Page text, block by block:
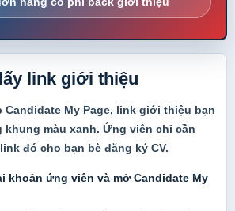
link giới thiệu
Candidate My Page, link giới thiệu bạn
khung màu xanh. Ứng viên chỉ cần
đó cho bạn bè đăng ký CV.
khoản ứng viên và mở Candidate My